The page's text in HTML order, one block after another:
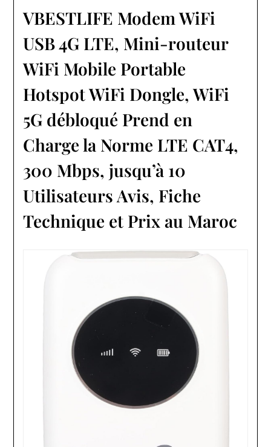
VBESTLIFE Modem WiFi
USB 4G LTE, Mini-routeur
WiFi Mobile Portable
Hotspot WiFi Dongle, WiFi
5G débloqué Prend en
Charge la Norme LTE CAT4,
300 Mbps, jusqu’à 10
Utilisateurs Avis, Fiche
Technique et Prix au Maroc